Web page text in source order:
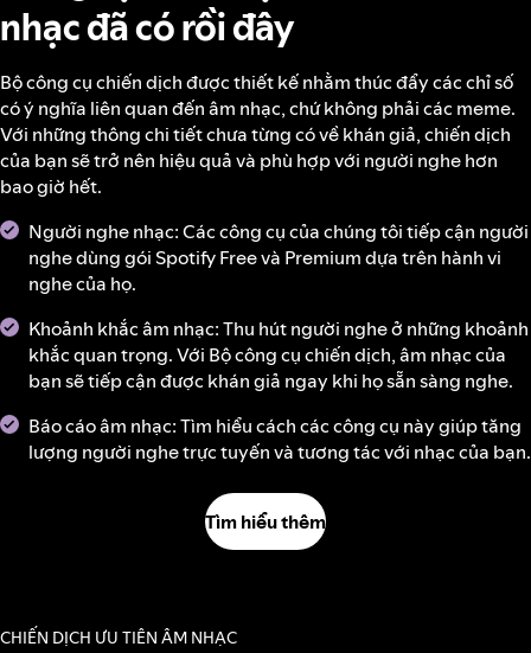
nhạc đã có rồi đây
Bộ công cụ chiến dịch được thiết kế nhằm thúc đẩy các chỉ số
có ý nghĩa liên quan đến âm nhạc, chứ không phải các meme.
Với những thông chi tiết chưa từng có về khán giả, chiến dịch
của bạn sẽ trở nên hiệu quả và phù hợp với người nghe hơn
bao giờ hết.
Người nghe nhạc: Các công cụ của chúng tôi tiếp cận người
nghe dùng gói Spotify Free và Premium dựa trên hành vi
nghe của họ.
Khoảnh khắc âm nhạc: Thu hút người nghe ở những khoảnh
khắc quan trọng. Với Bộ công cụ chiến dịch, âm nhạc của
bạn sẽ tiếp cận được khán giả ngay khi họ sẵn sàng nghe.
Báo cáo âm nhạc: Tìm hiểu cách các công cụ này giúp tăng
lượng người nghe trực tuyến và tương tác với nhạc của bạn.
Tìm hiểu thêm
CHIẾN DỊCH ƯU TIÊN ÂM NHẠC